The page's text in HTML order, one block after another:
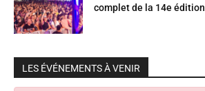
complet de la 14e édition
LES ÉVÉNEMENTS À VENIR